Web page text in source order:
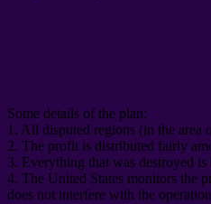
Some details of the plan:
1. All disputed regions (in the area
2. The profit is distributed fairly
3. Everything that was destroyed
4. The United States monitors the
does not interfere with the